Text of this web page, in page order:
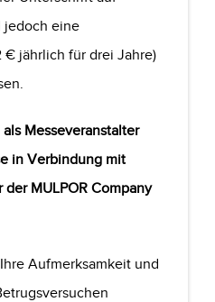
jedoch eine
€ jährlich für drei Jahre)
Messeveranstalter
in Verbindung mit
MULPOR Company
Aufmerksamkeit und